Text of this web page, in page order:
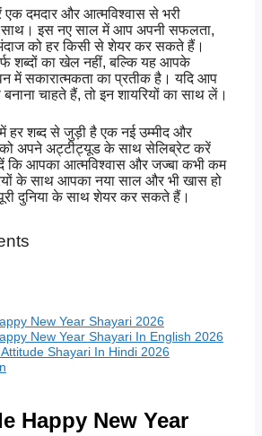
दमदार और आत्मविश्वास से भरी
साथ। इस नए साल में आप अपनी सफलता,
को हर किसी से शेयर कर सकते हैं।
शब्दों का खेल नहीं, बल्कि यह आपके
में सकारात्मकता का प्रतीक है। यदि आप
चाहते हैं, तो इन शायरियों का साथ लें।
में हर शब्द से जुड़ी है एक नई उम्मीद और
अपने अट्टीट्यूड के साथ सेलिब्रेट करें
कि आपका आत्मविश्वास और जज्बा कभी कम
के साथ आपका नया साल और भी खास हो
दुनिया के साथ शेयर कर सकते हैं।
New Year Shayari 2026
New Year Shayari In English 2026
Shayari In Hindi 2026
Happy New Year